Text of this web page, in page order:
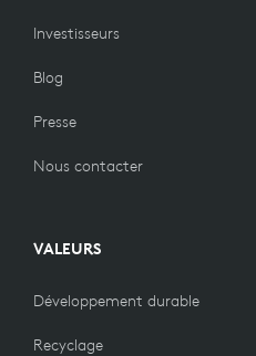
Investisseurs
Blog
Presse
Nous contacter
VALEURS
Développement durable
Recyclage